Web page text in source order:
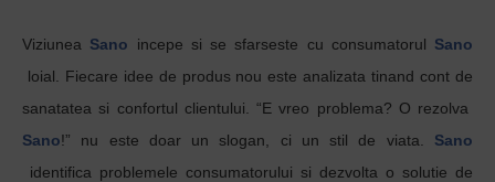
Viziunea Sano incepe si se sfarseste cu consumatorul Sano
loial. Fiecare idee de produs nou este analizata tinand cont de
sanatatea si confortul clientului. “E vreo problema? O rezolva
Sano!” nu este doar un slogan, ci un stil de viata.
Sano
identifica problemele consumatorului si dezvolta o solutie de